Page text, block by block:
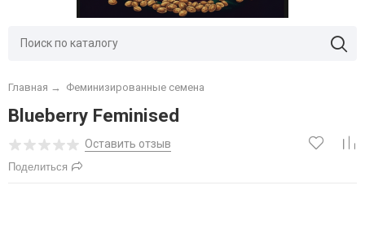
Главная → Феминизированные семена
Blueberry Feminised
Оставить отзыв
Поделиться